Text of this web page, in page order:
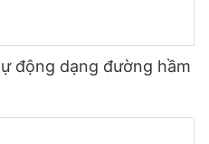
động dạng đường hầm